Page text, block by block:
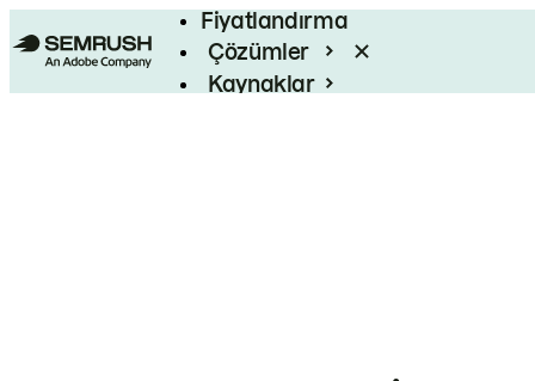
Fiyatlandırma
Çözümler
Kaynaklar